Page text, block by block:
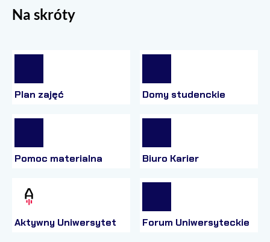
Na skróty
Plan zajęć Domy studenckie
Pomoc materialna Biuro Karier
Aktywny Uniwersytet Forum Uniwersyteckie